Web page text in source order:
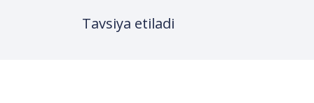
Tavsiya etiladi